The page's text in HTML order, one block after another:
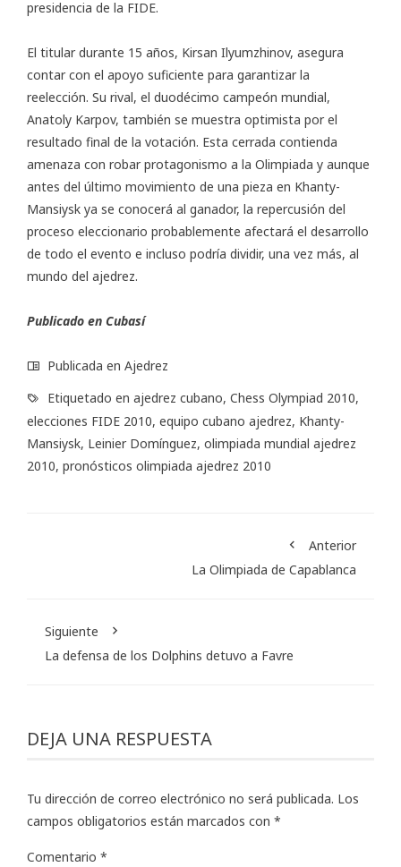
presidencia de la FIDE.
El titular durante 15 años, Kirsan Ilyumzhinov, asegura
contar con el apoyo suficiente para garantizar la
reelección. Su rival, el duodécimo campeón mundial,
Anatoly Karpov, también se muestra optimista por el
resultado final de la votación. Esta cerrada contienda
amenaza con robar protagonismo a la Olimpiada y aunque
antes del último movimiento de una pieza en Khanty-
Mansiysk ya se conocerá al ganador, la repercusión del
proceso eleccionario probablemente afectará el desarrollo
de todo el evento e incluso podría dividir, una vez más, al
mundo del ajedrez.
Publicado en Cubasí
Publicada en Ajedrez
Etiquetado en ajedrez cubano, Chess Olympiad 2010,
elecciones FIDE 2010, equipo cubano ajedrez, Khanty-
Mansiysk, Leinier Domínguez, olimpiada mundial ajedrez
2010, pronósticos olimpiada ajedrez 2010
Anterior
La Olimpiada de Capablanca
Siguiente
La defensa de los Dolphins detuvo a Favre
DEJA UNA RESPUESTA
Tu dirección de correo electrónico no será publicada. Los
campos obligatorios están marcados con *
Comentario *